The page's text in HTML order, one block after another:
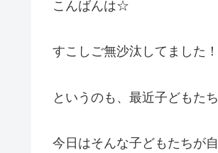
こんばんは☆
すこしご無沙汰してました！
というのも、最近子どもた
今日はそんな子どもたちが